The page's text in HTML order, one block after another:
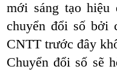
mới sáng tạo hiệu
chuyển đổi số bởi
CNTT trước đây
Chuyển đổi số sẽ